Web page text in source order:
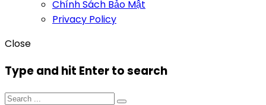
Chính Sách Bảo Mật
Privacy Policy
Close
Type and hit Enter to search